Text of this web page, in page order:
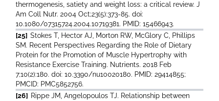
thermogenesis, satiety and weight loss: a critical review. J
Am Coll Nutr. 2004 Oct;23(5):373-85. doi:
10.1080/07315724.2004.10719381. PMID: 15466943.
[25] Stokes T, Hector AJ, Morton RW, McGlory C, Phillips
SM. Recent Perspectives Regarding the Role of Dietary
Protein for the Promotion of Muscle Hypertrophy with
Resistance Exercise Training. Nutrients. 2018 Feb
7;10(2):180. doi: 10.3390/nu10020180. PMID: 29414855;
PMCID: PMC5852756.
[26] Rippe JM, Angelopoulos TJ. Relationship between